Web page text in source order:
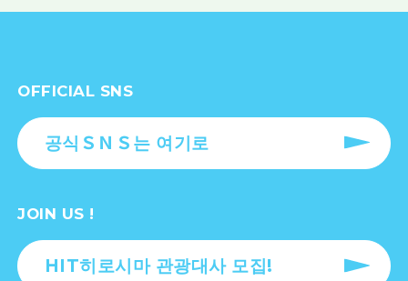
OFFICIAL SNS
공식ＳＮＳ는 여기로
JOIN US !
HIT히로시마 관광대사 모집!